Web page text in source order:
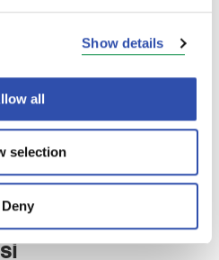
Show details
all
selection
Deny
Seuraava